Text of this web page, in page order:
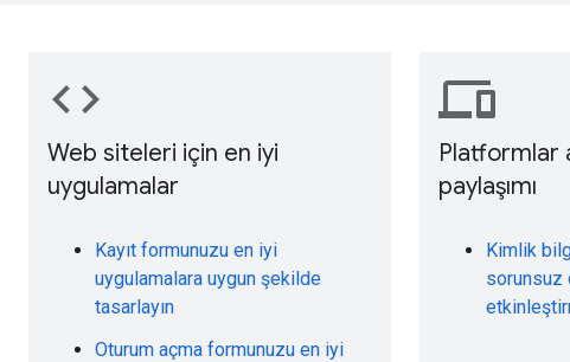
code
Web siteleri için en iyi
uygulamalar
Kayıt formunuzu en iyi
uygulamalara uygun şekilde
tasarlayın
Oturum açma formunuzu en iyi
devices
Platformlar
paylaşımı
Kimlik
sorunsuz